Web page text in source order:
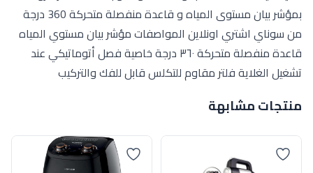
بمؤشر بيان مستوى المياه و قاعدة منفصلة متحركة 360 درجة
من سوناي اشتري اونلاين المواصفات مؤشر بيان مستوي المياه
قاعدة منفصلة متحركة ٣٦٠ درجة خاصية فصل أتوماتيكي عند
تشغيل الغلاية فلتر مقاوم للتكلس قابل للفك والتركيب
منتجات مشابهة